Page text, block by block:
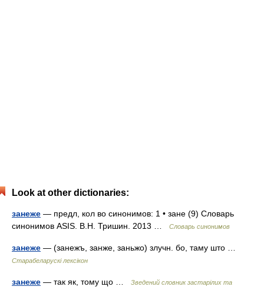
Look at other dictionaries:
занеже — предл, кол во синонимов: 1 • зане (9) Словарь
синонимов ASIS. В.Н. Тришин. 2013 …
Словарь синонимов
занеже — (занежъ, занже, заньжо) злучн. бо, таму што …
Старабеларускі лексікон
занеже — так як, тому що …
Зведений словник застарілих та